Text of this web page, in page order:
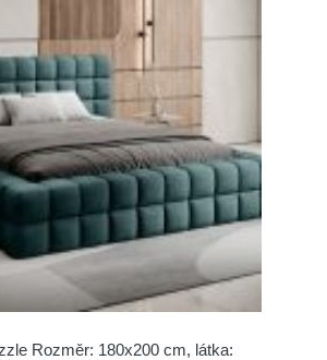
Rozměr: 180x200 cm, látka: